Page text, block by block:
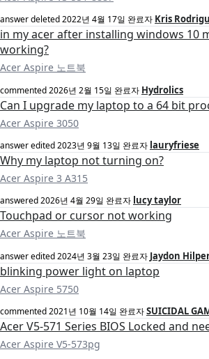
answer deleted2022년 4월 17일 완료자 Kris
in my acer after installing windows 10
working?
Acer Aspire 노트북
commented2026년 2월 15일 완료자 Hydrolics
Can I upgrade my laptop to a 64 bit
Acer Aspire 3050
answer edited2023년 9월 13일 완료자 lauryfriese
Why my laptop not turning on?
Acer Aspire 3 A315
answered2026년 4월 29일 완료자 lucy taylor
Touchpad or cursor not working
Acer Aspire 노트북
answer edited2024년 3월 23일 완료자 Jaydon
blinking power light on laptop
Acer Aspire 5750
commented2021년 10월 14일 완료자SUICIDAL
Acer V5-571 Series BIOS Locked and
Acer Aspire V5-573pg